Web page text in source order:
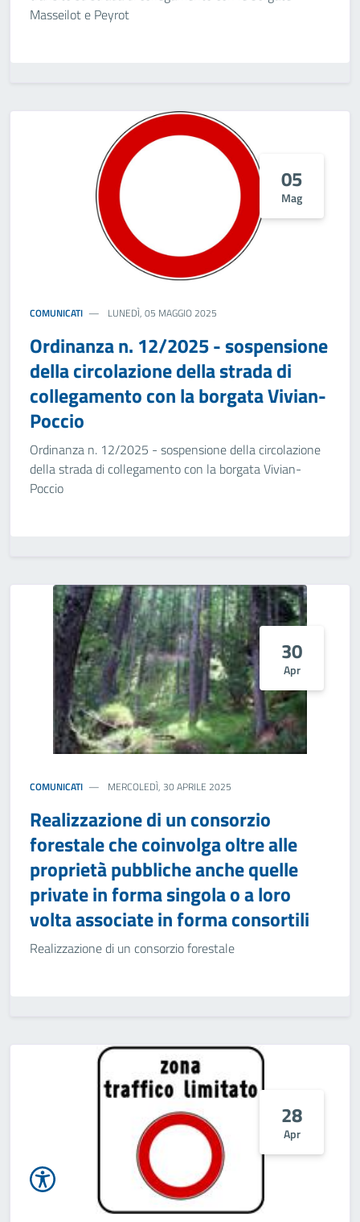
Masseilot e Peyrot
05
Mag
COMUNICATI LUNEDÌ, 05 MAGGIO 2025
Ordinanza n. 12/2025 - sospensione
della circolazione della strada di
collegamento con la borgata Vivian-
Poccio
Ordinanza n. 12/2025 - sospensione della circolazione
della strada di collegamento con la borgata Vivian-
Poccio
30
Apr
COMUNICATI MERCOLEDÌ, 30 APRILE 2025
Realizzazione di un consorzio
forestale che coinvolga oltre alle
proprietà pubbliche anche quelle
private in forma singola o a loro
volta associate in forma consortili
Realizzazione di un consorzio forestale
28
Apr